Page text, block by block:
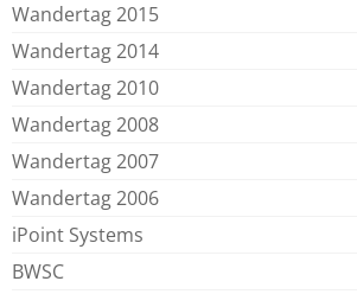
Wandertag 2015
Wandertag 2014
Wandertag 2010
Wandertag 2008
Wandertag 2007
Wandertag 2006
iPoint Systems
BWSC